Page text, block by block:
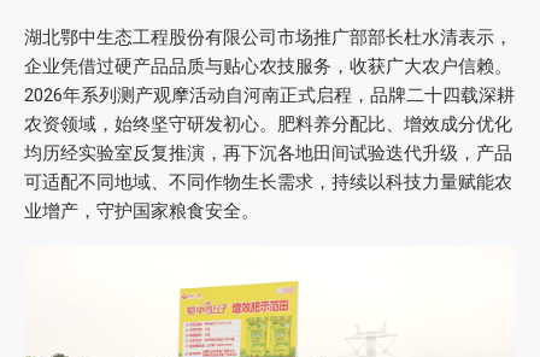
湖北鄂中生态工程股份有限公司市场推广部部长杜水清表示，
企业凭借过硬产品品质与贴心农技服务，收获广大农户信赖。
2026年系列测产观摩活动自河南正式启程，品牌二十四载深耕
农资领域，始终坚守研发初心。肥料养分配比、增效成分优化
均历经实验室反复推演，再下沉各地田间试验迭代升级，产品
可适配不同地域、不同作物生长需求，持续以科技力量赋能农
业增产，守护国家粮食安全。